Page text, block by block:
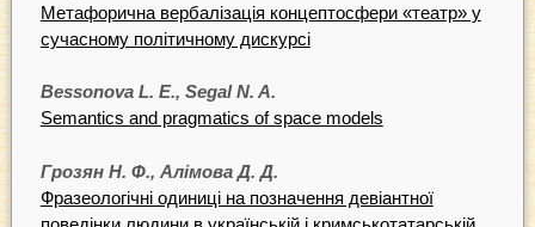
Метафорична вербалізація концептосфери «театр» у
сучасному політичному дискурсі
Bessonova L. E., Segal N. A.
Semantics and pragmatics of space models
Грозян Н. Ф., Алімова Д. Д.
Фразеологічні одиниці на позначення девіантної